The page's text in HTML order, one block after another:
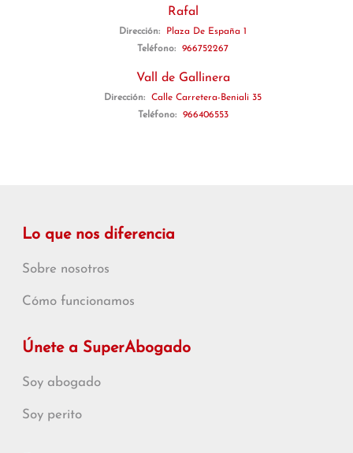
Rafal
Dirección:
Plaza De España 1
Teléfono:
966752267
Vall de Gallinera
Dirección:
Calle Carretera-Beniali 35
Teléfono:
966406553
Lo que nos diferencia
Sobre nosotros
Cómo funcionamos
Únete a SuperAbogado
Soy abogado
Soy perito